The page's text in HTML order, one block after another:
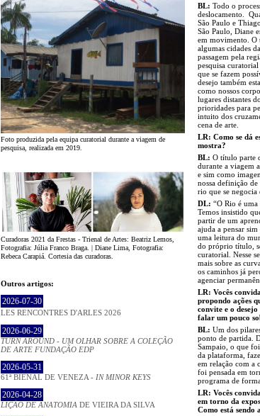
Foto produzida pela equipa curatorial durante a viagem de
pesquisa, realizada em 2019.
Curadoras 2021 da Frestas - Trienal de Artes: Beatriz Lemos,
Fotografia: Júlia Franco Braga. | Diane Lima, Fotografia:
Rebeca Carapiá. Cortesia das curadoras.
Outros artigos:
2026-07-30
LES RENCONTRES D'ARLES 2026
2026-06-29
TURN AROUND - UM OLHAR SOBRE A COLEÇÃO
DE ARTE FUNDAÇÃO EDP
2026-05-31
61ª BIENAL DE VENEZA - IN MINOR KEYS
2026-04-28
LIÇÃO DE ANATOMIA DE VIEIRA DA SILVA
BL: Todo o
deslocamento.
São Paulo e
São Paulo, Diane
em movimento. O
algumas cidades
passagem pela
pesquisa curatorial
que se fazem
desejo também
como nossos
lugares distantes
prioridades para
intuito dos
cena de arte.
LR: Como se dá
mostra?
BL: O título parte
durante a viagem
e sim como
nossa definição
rio que se negocia
DL: “O Rio é uma
Temos insistido
partir de um
ajuda a pensar
uma leitura do
do próprio título,
curatorial. Nesse
mais sobre as
os caminhos já
agenciar
LR: Vocês
propondo ações
convite e o
falar um pouco
BL: Um dos
ponto de partida.
Sampaio, o que
da plataforma,
em relação com a
foi pensada em
programa de
LR: Vocês
em torno da
Como está sendo